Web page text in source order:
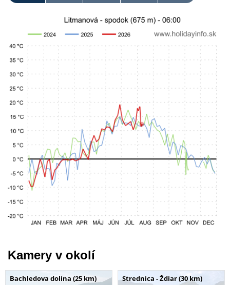
Kamery v okolí
Bachledova dolina (25 km) Strednica - Ždiar (30 km)